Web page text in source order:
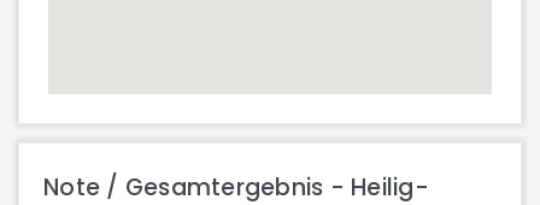
Note / Gesamtergebnis - Heilig-